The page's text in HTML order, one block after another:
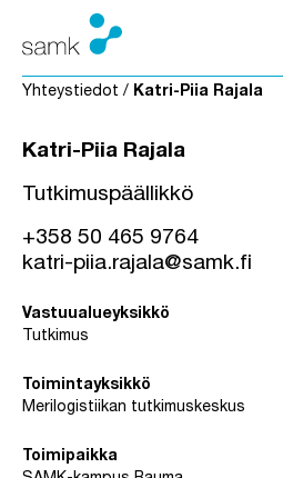
Siirry sisältöön
Yhteystiedot / Katri-Piia Rajala
Katri-Piia Rajala
Tutkimuspäällikkö
+358 50 465 9764
katri-piia.rajala@samk.fi
Vastuualueyksikkö
Tutkimus
Toimintayksikkö
Merilogistiikan tutkimuskeskus
Toimipaikka